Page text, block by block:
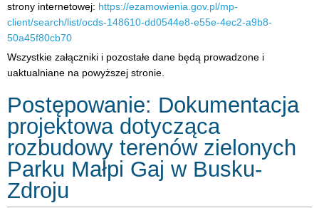
strony internetowej: https://ezamowienia.gov.pl/mp-
client/search/list/ocds-148610-dd0544e8-e55e-4ec2-a9b8-
50a45f80cb70
Wszystkie załączniki i pozostałe dane będą prowadzone i
uaktualniane na powyższej stronie.
Postępowanie: Dokumentacja
projektowa dotycząca
rozbudowy terenów zielonych
Parku Małpi Gaj w Busku-
Zdroju